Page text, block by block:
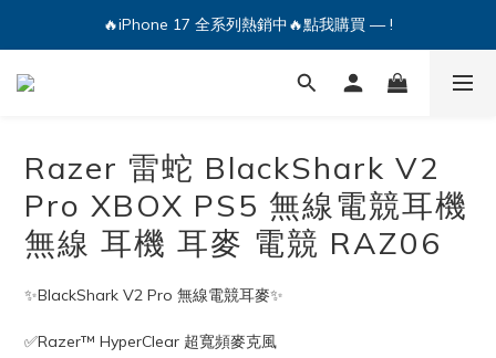
🔥iPhone 17 全系列熱銷中🔥點我購買 — !
🔥iPhone 17 全系列熱銷中🔥點我購買 — !
💕加入Q哥 Line 新好友領優惠券！🎫
Razer 雷蛇 BlackShark V2
Pro XBOX PS5 無線電競耳機
無線 耳機 耳麥 電競 RAZ06
✨BlackShark V2 Pro 無線電競耳麥✨
✅Razer™ HyperClear 超寬頻麥克風